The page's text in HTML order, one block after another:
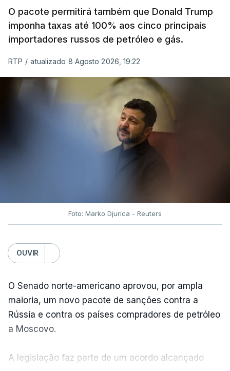
O pacote permitirá também que Donald Trump
imponha taxas até 100% aos cinco principais
importadores russos de petróleo e gás.
RTP / atualizado 8 Agosto 2026, 19:22
Foto: Marko Djurica - Reuters
OUVIR
O Senado norte-americano aprovou, por ampla
maioria, um novo pacote de sanções contra a
Rússia e contra os países compradores de petróleo
a Moscovo.
A legislação faz parte de um acordo alcançado